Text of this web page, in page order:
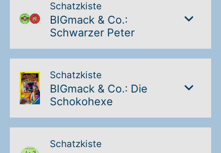
Schatzkiste
BIGmack & Co.:
Schwarzer Peter
Schatzkiste
BIGmack & Co.: Die
Schokohexe
Schatzkiste